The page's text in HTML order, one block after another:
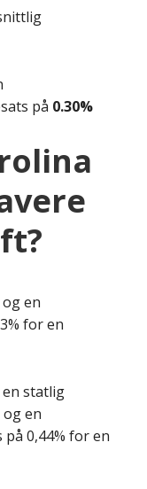
på 0.30%
en
for en
statlig
en
0,44% for en